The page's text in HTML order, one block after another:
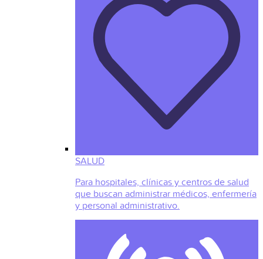
SALUD
Para hospitales, clínicas y centros de salud
que buscan administrar médicos, enfermería
y personal administrativo.